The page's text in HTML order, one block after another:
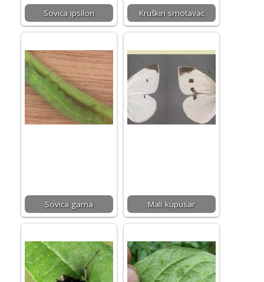
Sovica ipsilon Kruškin smotavac
Sovica gama Mali kupusar